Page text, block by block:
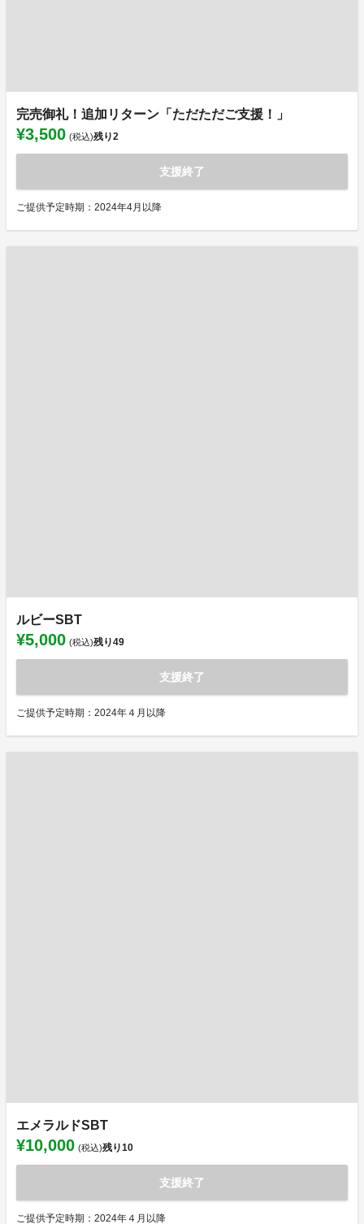
完売御礼！追加リターン「ただただご支援！」
¥3,500 (税込)残り2
支援終了
ご提供予定時期：2024年4月以降
ルビーSBT
¥5,000 (税込)残り49
支援終了
ご提供予定時期：2024年４月以降
エメラルドSBT
¥10,000 (税込)残り10
支援終了
ご提供予定時期：2024年４月以降